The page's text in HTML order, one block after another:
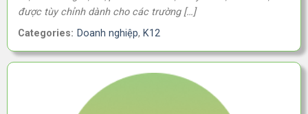
được tùy chỉnh dành cho các trường […]
Categories: Doanh nghiệp, K12